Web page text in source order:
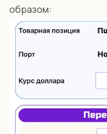
образом: